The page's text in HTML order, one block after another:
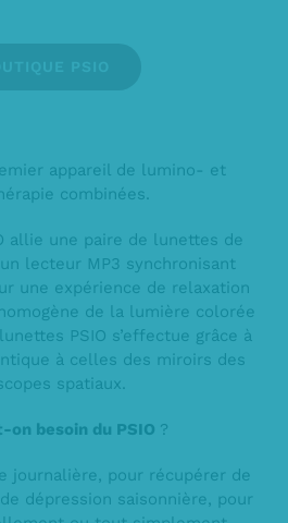
appareil de lumino- et
combinées.
allie une paire de lunettes de
lecteur MP3 synchronisant
une expérience de relaxation
de la lumière colorée
PSIO s’effectue grâce à
à celles des miroirs des
spatiaux.
on besoin du PSIO ?
journalière, pour récupérer de
dépression saisonnière, pour